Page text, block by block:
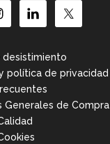
desistimiento
política de privacidad
Generales de Compra